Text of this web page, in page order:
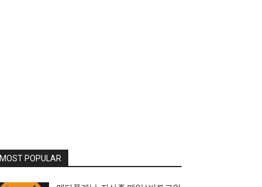
MOST POPULAR